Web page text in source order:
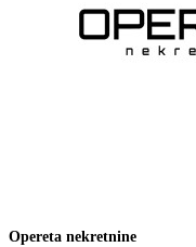
Opereta nekretnine